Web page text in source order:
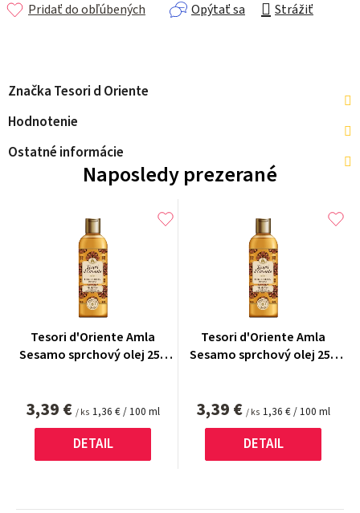
Opýtať sa Strážiť
Pridať do obľúbených
Značka Tesori d Oriente
Hodnotenie
Ostatné informácie
Naposledy prezerané
Tesori d'Oriente Amla
Sesamo sprchový olej 250
3,39 € / ks Jednotková
cena:
1,36 € / 100 ml
DETAIL
Tesori d'Oriente Amla
Sesamo sprchový olej 250
3,39 € / ks Jednotková
cena:
1,36 € / 100 ml
DETAIL